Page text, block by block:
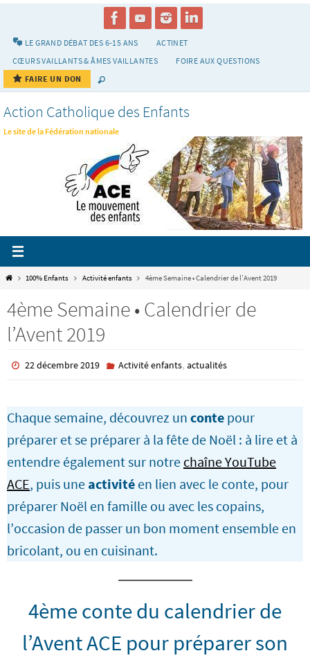
LE GRAND DÉBAT DES 6-15 ANS
ACTINET
CŒURS VAILLANTS & ÂMES VAILLANTES
FOIRE AUX QUESTIONS
FAIRE UN DON
Action Catholique des Enfants
Le site de la Fédération nationale
Home100% Enfants Activité enfants 4ème Semaine • Calendrier de l’Avent 2019
4ème Semaine • Calendrier de
l’Avent 2019
22 décembre 2019 Activité enfants, actualités
Chaque semaine, découvrez un conte pour
préparer et se préparer à la fête de Noël : à lire et à
entendre également sur notre chaîne YouTube
ACE, puis une activité en lien avec le conte, pour
préparer Noël en famille ou avec les copains,
l’occasion de passer un bon moment ensemble en
bricolant, ou en cuisinant.
4ème conte du calendrier de
l’Avent ACE pour préparer son